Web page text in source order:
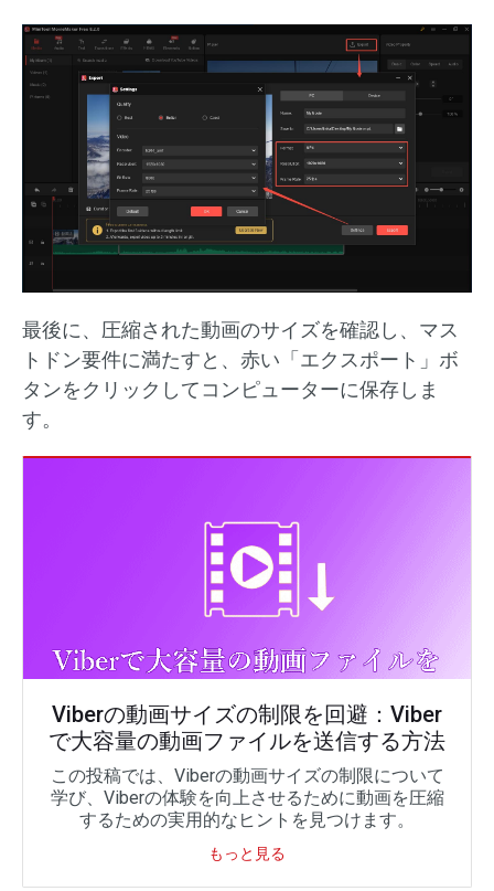
最後に、圧縮された動画のサイズを確認し、マス
トドン要件に満たすと、赤い「エクスポート」ボ
タンをクリックしてコンピューターに保存しま
す。
Viberの動画サイズの制限を回避：Viber
で大容量の動画ファイルを送信する方法
この投稿では、Viberの動画サイズの制限について
学び、Viberの体験を向上させるために動画を圧縮
するための実用的なヒントを見つけます。
もっと見る